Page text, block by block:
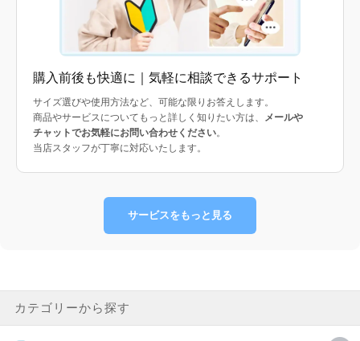
購入前後も快適に｜気軽に相談できるサポート
サイズ選びや使用方法など、可能な限りお答えします。
商品やサービスについてもっと詳しく知りたい方は、
メールや
チャットでお気軽にお問い合わせください。
当店スタッフが丁寧に対応いたします。
サービスをもっと見る
カテゴリーから探す